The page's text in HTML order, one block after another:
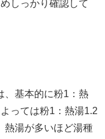
しっかり確認して
、基本的に粉1：熱
っては粉1：熱湯1.2
熱湯が多いほど湯種